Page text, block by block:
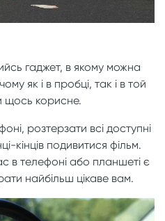
гаджет, в якому можна
як і в пробці, так і в той
щось корисне.
розтерзати всі доступні
кінців подивитися фільм.
в телефоні або планшеті є
найбільш цікаве вам.